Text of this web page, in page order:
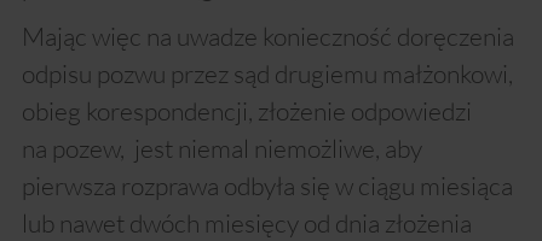
Mając więc na uwadze konieczność doręczenia
odpisu pozwu przez sąd drugiemu małżonkowi,
obieg korespondencji, złożenie odpowiedzi
na pozew, jest niemal niemożliwe, aby
pierwsza rozprawa odbyła się w ciągu miesiąca
lub nawet dwóch miesięcy od dnia złożenia